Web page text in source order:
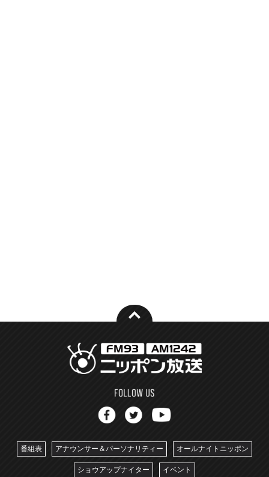
番組表 アナウンサー＆パーソナリティー オールナイトニッポン
ショウアップナイター イベント